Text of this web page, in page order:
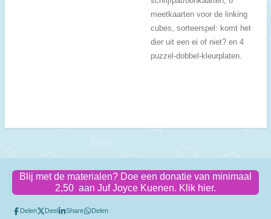
meetkaarten voor de linking
cubes, sorteerspel: komt het
dier uit een ei of niet? en 4
puzzel-dobbel-kleurplaten.
Blij met de materialen? Doe een donatie van minimaal
2,50 aan Juf Joyce Kuenen. Klik hier.
Delen Deel Share Delen